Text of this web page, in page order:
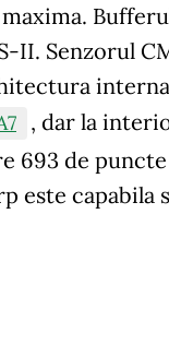
II. Senzorul
, dar la
693 de
este capabila